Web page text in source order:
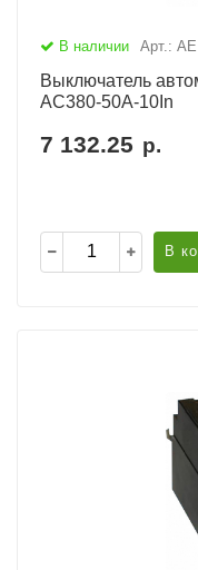
В наличии Арт.:
Выключатель
AC380-50А-10In
7 132.25 р.
В